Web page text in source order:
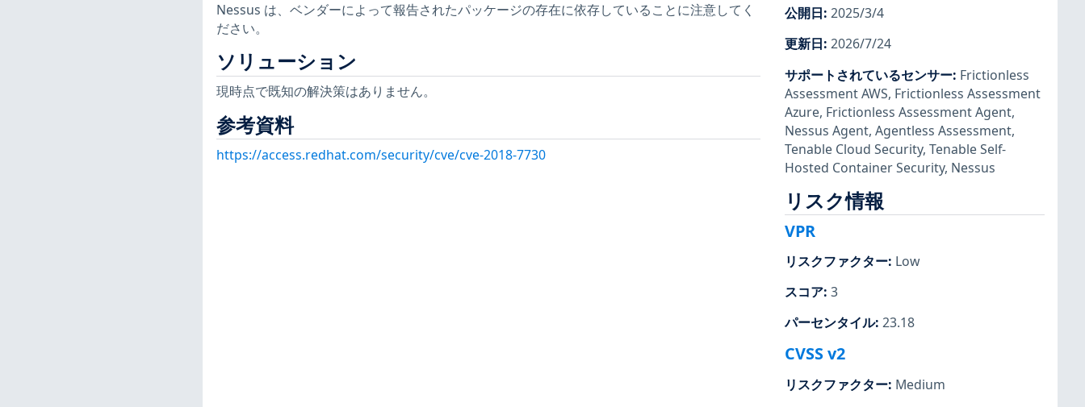
Nessus は、ベンダーによって報告されたパッケージの存在に依存していることに注意してく
ださい。
ソリューション
現時点で既知の解決策はありません。
参考資料
https://access.redhat.com/security/cve/cve-2018-7730
公開日: 2025/3/4
更新日: 2026/7/24
サポートされているセンサー: Frictionless
Assessment AWS, Frictionless Assessment
Azure, Frictionless Assessment Agent,
Nessus Agent, Agentless Assessment,
Tenable Cloud Security, Tenable Self-
Hosted Container Security, Nessus
リスク情報
VPR
リスクファクター: Low
スコア: 3
パーセンタイル: 23.18
CVSS v2
リスクファクター: Medium